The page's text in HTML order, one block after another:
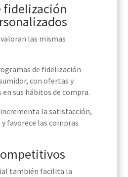
fidelización
las mismas
de fidelización
con ofertas y
en sus hábitos de compra.
la satisfacción,
favorece las compras
también facilita la